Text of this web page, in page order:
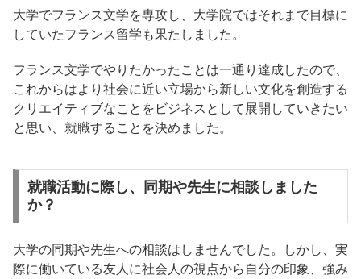
大学でフランス文学を専攻し、大学院ではそれまで目標に
していたフランス留学も果たしました。
フランス文学でやりたかったことは一通り達成したので、
これからはより社会に近い立場から新しい文化を創造する
クリエイティブなことをビジネスとして展開していきたい
と思い、就職することを決めました。
就職活動に際し、同期や先生に相談しました
か？
大学の同期や先生への相談はしませんでした。しかし、実
際に働いている友人に社会人の視点から自分の印象、強み